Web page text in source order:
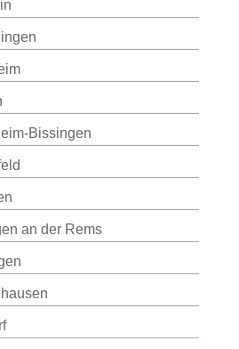
Bissingen
an der Rems